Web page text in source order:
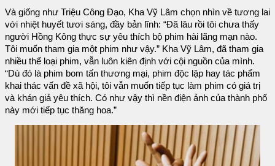
Và giống như Triệu Công Đạo, Kha Vỹ Lâm chọn nhìn về tương lai
với nhiệt huyết tươi sáng, đầy bản lĩnh: “Đã lâu rồi tôi chưa thấy
người Hồng Kông thực sự yêu thích bộ phim hài lãng mạn nào.
Tôi muốn tham gia một phim như vậy.” Kha Vỹ Lâm, đã tham gia
nhiều thể loại phim, vẫn luôn kiên định với cội nguồn của mình.
“Dù đó là phim bom tấn thương mại, phim độc lập hay tác phẩm
khai thác vấn đề xã hội, tôi vẫn muốn tiếp tục làm phim có giá trị
và khán giả yêu thích. Có như vậy thì nền điện ảnh của thành phố
này mới tiếp tục thăng hoa.”